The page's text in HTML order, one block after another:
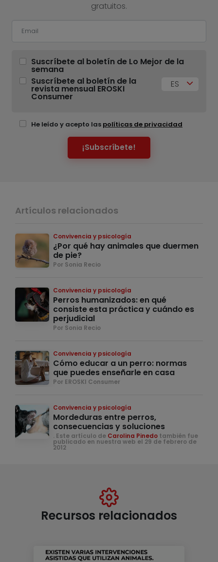
gratuitos.
Suscríbete al boletín de Lo Mejor de la
semana
Suscríbete al boletín de la
revista mensual EROSKI
Consumer
ES
He leído y acepto las políticas de privacidad
¡Subscríbete!
Artículos relacionados
Convivencia y psicología
¿Por qué hay animales que duermen
de pie?
Por Sonia Recio
Convivencia y psicología
Perros humanizados: en qué
consiste esta práctica y cuándo es
perjudicial
Por Sonia Recio
Convivencia y psicología
Cómo educar a un perro: normas
que puedes enseñarle en casa
Por EROSKI Consumer
Convivencia y psicología
Mordeduras entre perros,
consecuencias y soluciones
. Este artículo de Carolina Pinedo también fue
publicado en nuestra web el 29 de febrero de
2012
Recursos relacionados